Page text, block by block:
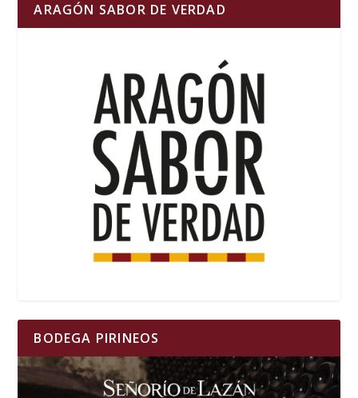
ARAGÓN SABOR DE VERDAD
BODEGA PIRINEOS